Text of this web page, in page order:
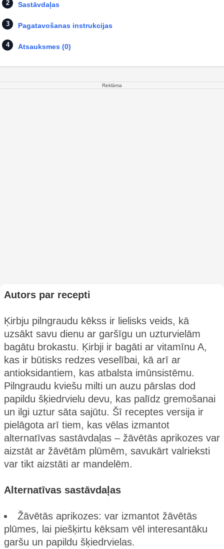
Sastāvdaļas
Pagatavošanas instrukcijas
Atsauksmes (0)
Reklāma
Autors par recepti
Ķirbju pilngraudu kēkss ir lielisks veids, kā
uzsākt savu dienu ar garšīgu un uzturvielām
bagātu brokastu. Ķirbji ir bagāti ar vitamīnu A,
kas ir būtisks redzes veselībai, kā arī ar
antioksidantiem, kas atbalsta imūnsistēmu.
Pilngraudu kviešu milti un auzu pārslas dod
papildu šķiedrvielu devu, kas palīdz gremošanai
un ilgi uztur sāta sajūtu. Šī receptes versija ir
pielāgota arī tiem, kas vēlas izmantot
alternatīvas sastāvdaļas – žāvētās aprikozes var
aizstāt ar žāvētām plūmēm, savukārt valrieksti
var tikt aizstāti ar mandelēm.
Alternatīvas sastāvdaļas
Žāvētās aprikozes: var izmantot žāvētās
plūmes, lai piešķirtu kēksam vēl interesantāku
garšu un papildu šķiedrvielas.